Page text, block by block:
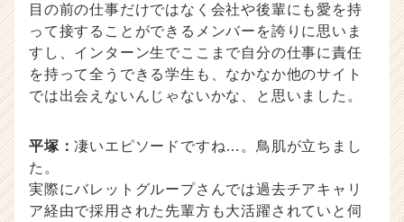
目の前の仕事だけではなく会社や後輩にも愛を持
って接することができるメンバーを誇りに思いま
すし、インターン生でここまで自分の仕事に責任
を持って全うできる学生も、なかなか他のサイト
では出会えないんじゃないかな、と思いました。
平塚：凄いエピソードですね…。鳥肌が立ちまし
た。
実際にバレットグループさんでは過去チアキャリ
ア経由で採用された先輩方も大活躍されていと伺